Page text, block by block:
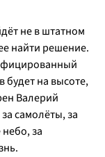
не в штатном
найти решение.
будет на высоте,
Валерий
самолёты, за
за